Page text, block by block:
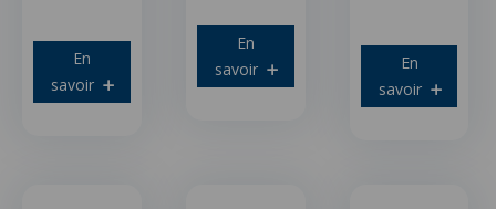
En
savoir
En
savoir
En
savoir